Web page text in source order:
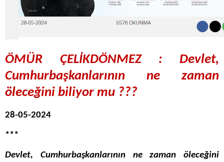
ÖMÜR ÇELİKDÖNMEZ : Devlet,
Cumhurbaşkanlarının ne zaman
öleceğini biliyor mu ???
28-05-2024
***
Devlet, Cumhurbaşkanlarının ne zaman öleceğini